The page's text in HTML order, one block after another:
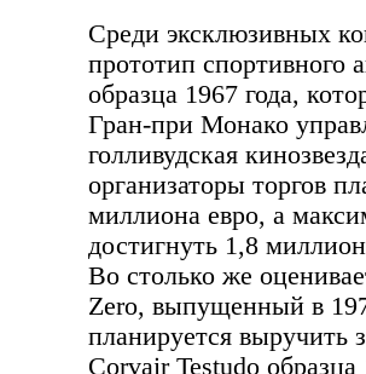
Среди эксклюзивных
прототип спортивного
образца 1967 года,
Гран-при Монако
голливудская
организаторы торгов
миллиона евро, а
достигнуть 1,8
Во столько же
Zero, выпущенный в
планируется
Corvair Testudo